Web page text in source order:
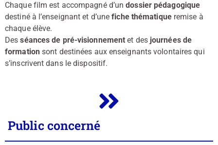
Chaque film est accompagné d’undossier pédagogique
destiné à l’enseignant et d’unefiche thématiqueremise à
chaque élève.
Desséances de pré-visionnement et desjournées de
formationsont destinées aux enseignants volontaires qui
s’inscrivent dans le dispositif.
Public concerné